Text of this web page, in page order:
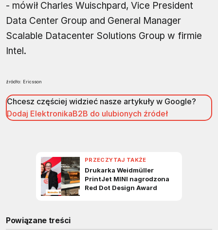
- mówił Charles Wuischpard, Vice President
Data Center Group and General Manager
Scalable Datacenter Solutions Group w firmie
Intel.
źródło: Ericsson
Chcesz częściej widzieć nasze artykuły w Google?
Dodaj ElektronikaB2B do ulubionych źródeł
Powiązane treści